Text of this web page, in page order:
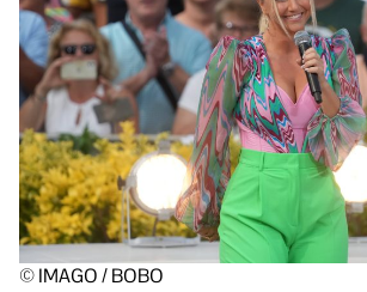
© IMAGO / BOBO